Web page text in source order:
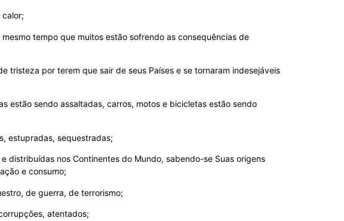
tempo que muitos estão sofrendo as consequências de
tristeza por terem que sair de seus Países e se tornaram indesejáveis
estão sendo assaltadas, carros, motos e bicicletas estão sendo
estupradas, sequestradas;
nos Continentes do Mundo, sabendo-se Suas origens
e consumo;
de guerra, de terrorismo;
atentados;